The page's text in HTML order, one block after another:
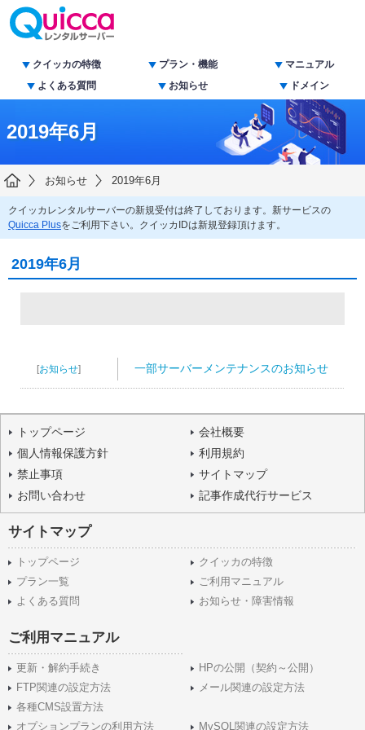
クイッカの特徴 プラン・機能
マニュアル
よくある質問
お知らせ ドメイン
2019年6月
お知らせ 2019年6月
クイッカレンタルサーバーの新規受付は終了しております。新サービスの
Quicca Plusをご利用下さい。クイッカIDは新規登録頂けます。
2019年6月
[お知らせ] 一部サーバーメンテナンスのお知らせ
トップページ
会社概要
個人情報保護方針
利用規約
禁止事項
サイトマップ
お問い合わせ
記事作成代行サービス
サイトマップ
トップページ
クイッカの特徴
プラン一覧
ご利用マニュアル
よくある質問
お知らせ・障害情報
ご利用マニュアル
更新・解約手続き
HPの公開（契約～公開）
FTP関連の設定方法
メール関連の設定方法
各種CMS設置方法
オプションプランの利用方法
MySQL関連の設定方法